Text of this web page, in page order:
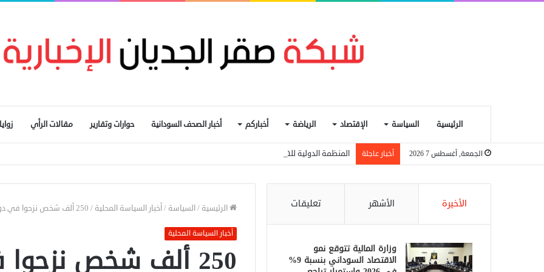
الرئيسية السياسة الإقتصاد الرياضة أخباركم أخبار الصحف السودانية حوارات وتقارير مقالات الرأي
الجمعة, أغسطس 7 2026 أخبار عاجلة المنظمة الدولية للهجرة: نزوح 6.6 آلاف شخص جراء اشتباكات غرب دارفور
الرئيسية /السياسة /أخبار السياسة المحلية / 250 ألف شخص نزحوا في دولة جنوب السودان خلال شهرين
أخبار السياسة المحلية
250 ألف شخص
الأخيرة الأشهر تعليقات
وزارة المالية تتوقع نمو
الاقتصاد السوداني بنسبة 9%